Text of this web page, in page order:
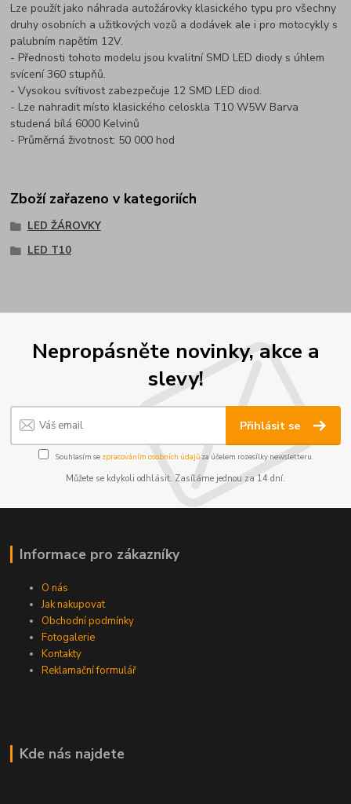
Lze použít jako náhrada autožárovky klasického typu pro všechny
druhy osobních a užitkových vozů a dodávek ale i pro motocykly s
palubním napětím 12V.
- Přednosti tohoto modelu jsou kvalitní SMD LED diody s úhlem
svícení 360 stupňů.
- Vysokou svítivost zabezpečuje 12 SMD LED diod.
- Lze nahradit místo klasického celoskla T10 W5W Barva
studená bílá 6000 Kelvinů
- Průměrná životnost: 50 000 hod
Zboží zařazeno v kategoriích
LED ŽÁROVKY
LED T10
Nepropásněte novinky, akce a
slevy!
Přihlásit se
Souhlasím se zpracováním osobních údajůza účelem rozesílky newsletteru.
Můžete se kdykoli odhlásit. Zasíláme jednou za 14 dní.
Informace pro zákazníky
O nás
Jak nakupovat
Obchodní podmínky
Fotogalerie
Kontakty
Reklamační formulář
Kde nás najdete